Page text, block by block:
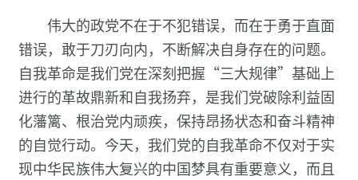
伟大的政党不在于不犯错误，而在于勇于直面
错误，敢于刀刃向内，不断解决自身存在的问题。
自我革命是我们党在深刻把握“三大规律”基础上
进行的革故鼎新和自我扬弃，是我们党破除利益固
化藩篱、根治党内顽疾，保持昂扬状态和奋斗精神
的自觉行动。今天，我们党的自我革命不仅对于实
现中华民族伟大复兴的中国梦具有重要意义，而且